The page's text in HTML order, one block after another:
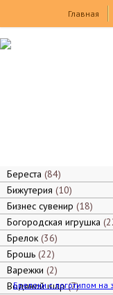
Главная
Брелоки с логотипом на
Береста 84
Бижутерия 10
Бизнес сувенир 18
Богородская игрушка
Брелок 36
Брошь 22
Варежки 2
Водяной шар 7